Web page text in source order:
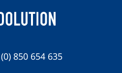
850 654 635